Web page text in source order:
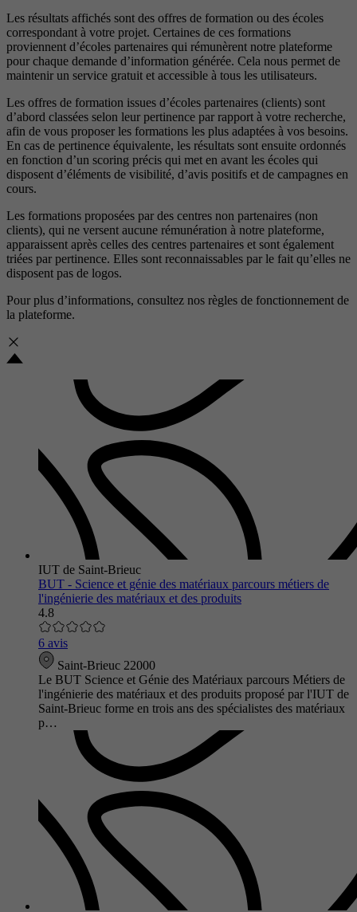
Les résultats affichés sont des offres de formation ou des écoles
correspondant à votre projet. Certaines de ces formations
proviennent d’écoles partenaires qui rémunèrent notre plateforme
pour chaque demande d’information générée. Cela nous permet de
maintenir un service gratuit et accessible à tous les utilisateurs.
Les offres de formation issues d’écoles partenaires (clients) sont
d’abord classées selon leur pertinence par rapport à votre recherche,
afin de vous proposer les formations les plus adaptées à vos besoins.
En cas de pertinence équivalente, les résultats sont ensuite ordonnés
en fonction d’un scoring précis qui met en avant les écoles qui
disposent d’éléments de visibilité, d’avis positifs et de campagnes en
cours.
Les formations proposées par des centres non partenaires (non
clients), qui ne versent aucune rémunération à notre plateforme,
apparaissent après celles des centres partenaires et sont également
triées par pertinence. Elles sont reconnaissables par le fait qu’elles ne
disposent pas de logos.
Pour plus d’informations, consultez nos règles de fonctionnement de
la plateforme.
IUT de Saint-Brieuc
BUT - Science et génie des matériaux parcours métiers de
l'ingénierie des matériaux et des produits
4.8
6 avis
Saint-Brieuc 22000
Le BUT Science et Génie des Matériaux parcours Métiers de
l'ingénierie des matériaux et des produits proposé par l'IUT de
Saint-Brieuc forme en trois ans des spécialistes des matériaux
p…